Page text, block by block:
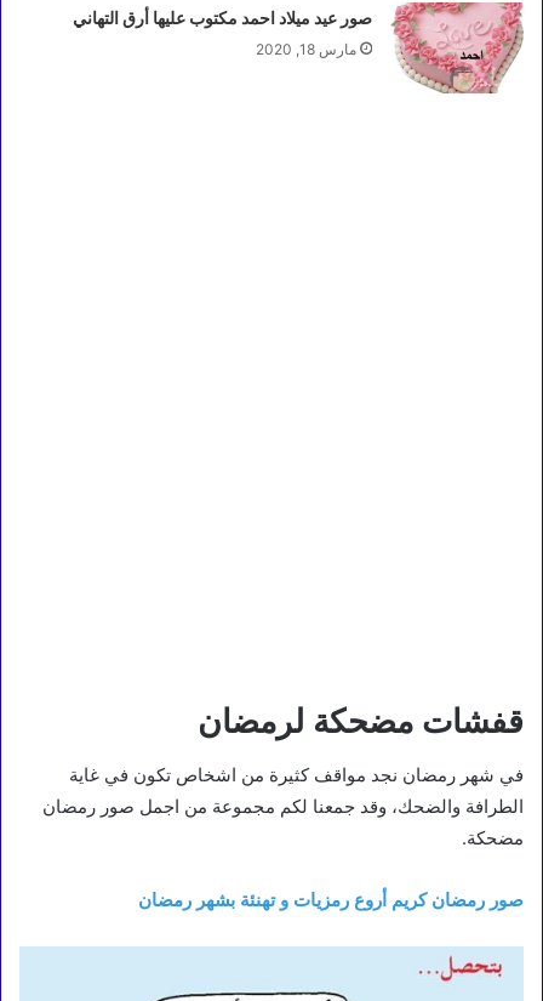
صور عيد ميلاد احمد مكتوب عليها أرق التهاني
مارس 18, 2020
قفشات مضحكة لرمضان
في شهر رمضان نجد مواقف كثيرة من اشخاص تكون في غاية
الطرافة والضحك، وقد جمعنا لكم مجموعة من اجمل صور رمضان
مضحكة.
صور رمضان كريم أروع رمزيات و تهنئة بشهر رمضان